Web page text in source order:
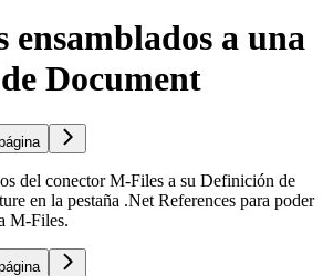
ensamblados a una
Document
del conector M-Files a su Definición de
en la pestaña .Net References para poder
M-Files.